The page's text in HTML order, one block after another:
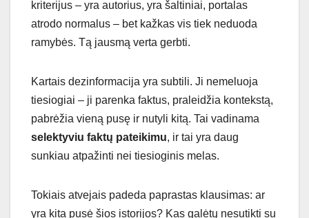
kriterijus – yra autorius, yra šaltiniai, portalas
atrodo normalus – bet kažkas vis tiek neduoda
ramybės. Tą jausmą verta gerbti.
Kartais dezinformacija yra subtili. Ji nemeluoja
tiesiogiai – ji parenka faktus, praleidžia kontekstą,
pabrėžia vieną pusę ir nutyli kitą. Tai vadinama
selektyviu faktų pateikimu, ir tai yra daug
sunkiau atpažinti nei tiesioginis melas.
Tokiais atvejais padeda paprastas klausimas: ar
yra kita pusė šios istorijos? Kas galėtų nesutikti su